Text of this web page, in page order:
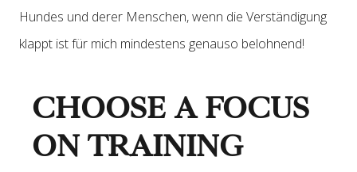
Hundes und derer Menschen, wenn die Verständigung
klappt ist für mich mindestens genauso belohnend!
CHOOSE A FOCUS
ON TRAINING